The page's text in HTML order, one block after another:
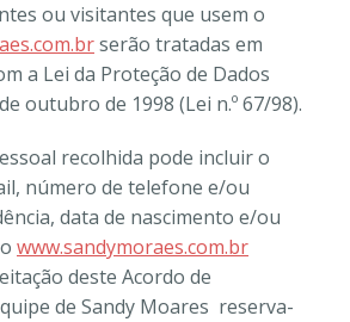
ou visitantes que usem o
serão tratadas em
a Lei da Proteção de Dados
outubro de 1998 (Lei n.º 67/98).
recolhida pode incluir o
número de telefone e/ou
data de nascimento e/ou
www.sandymoraes.com.br
deste Acordo de
de Sandy Moares reserva-